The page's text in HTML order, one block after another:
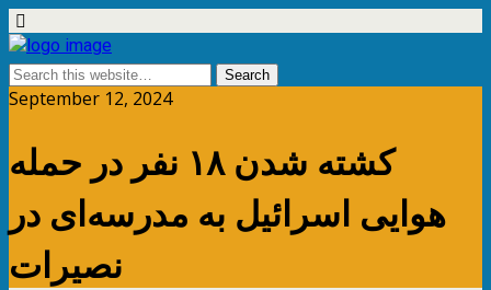
September 12, 2024
کشته شدن ۱۸ نفر در حمله
هوایی اسرائیل به مدرسه‌ای در
نصیرات